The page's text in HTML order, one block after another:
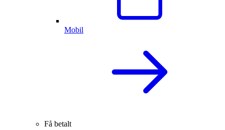
Mobil
Få betalt